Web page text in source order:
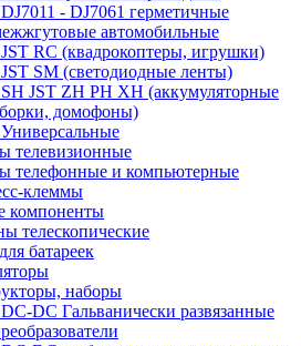
- DJ7061 герметичные
автомобильные
RC (квадрокоптеры, игрушки)
SM (светодиодные ленты)
JST ZH PH XH (аккумуляторные
домофоны)
телевизионные
телефонные и компьютерные
клеммы
компоненты
телескопические
батареек
наборы
DC Гальванически развязанные